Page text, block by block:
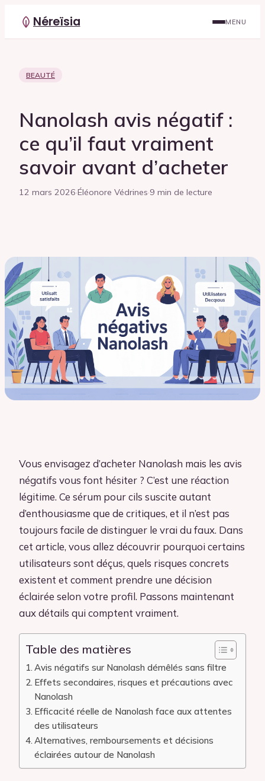
Néreïsia MENU
BEAUTÉ
Nanolash avis négatif :
ce qu’il faut vraiment
savoir avant d’acheter
12 mars 2026·Éléonore Védrines·9 min de lecture
Vous envisagez d’acheter Nanolash mais les avis
négatifs vous font hésiter ? C’est une réaction
légitime. Ce sérum pour cils suscite autant
d’enthousiasme que de critiques, et il n’est pas
toujours facile de distinguer le vrai du faux. Dans
cet article, vous allez découvrir pourquoi certains
utilisateurs sont déçus, quels risques concrets
existent et comment prendre une décision
éclairée selon votre profil. Passons maintenant
aux détails qui comptent vraiment.
Table des matières
Avis négatifs sur Nanolash démêlés sans filtre
Effets secondaires, risques et précautions avec
Nanolash
Efficacité réelle de Nanolash face aux attentes
des utilisateurs
Alternatives, remboursements et décisions
éclairées autour de Nanolash